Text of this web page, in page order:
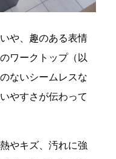
や、趣のある表情
ワークトップ（以
ないシームレスな
やすさが伝わって
やキズ、汚れに強